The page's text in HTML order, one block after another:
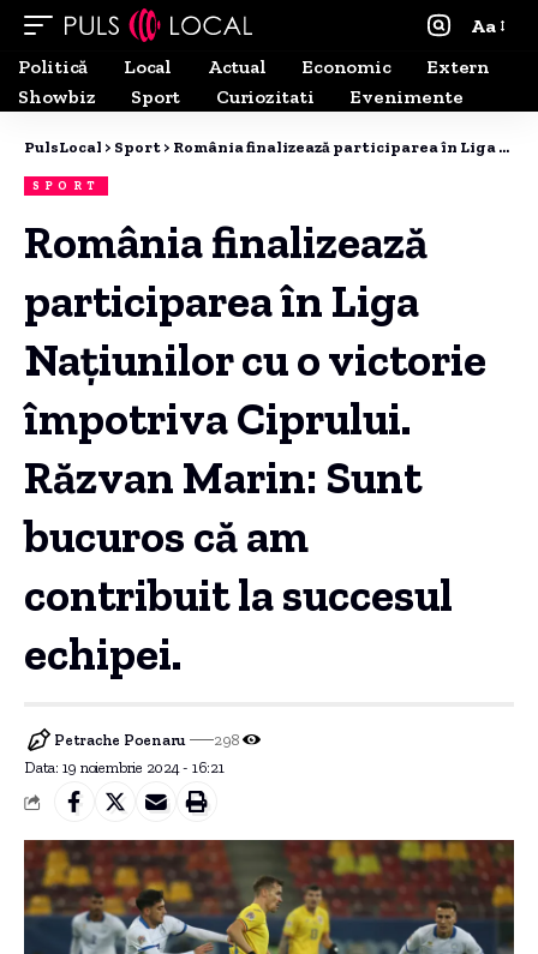
Aa
Politică
Local Actual Economic
Extern
Showbiz
Sport Curiozitati Evenimente
PulsLocal > Sport > România finalizează participarea în Liga Națiunilor cu o victorie împotriva Ciprului. Răzvan Marin: Sunt bucuros că am contribuit la succesul echipei.
SPORT
România finalizează
participarea în Liga
Națiunilor cu o victorie
împotriva Ciprului.
Răzvan Marin: Sunt
bucuros că am
contribuit la succesul
echipei.
Data: 19 noiembrie 2024 - 16:21
Petrache Poenaru 298